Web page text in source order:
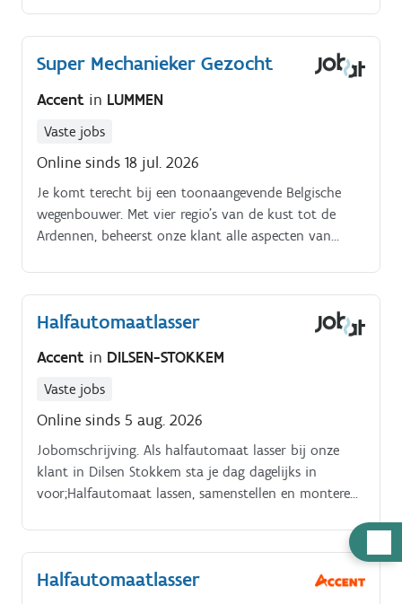
Super Mechanieker Gezocht
Accent in LUMMEN
Vaste jobs
Online sinds 18 jul. 2026
Je komt terecht bij een toonaangevende Belgische
wegenbouwer. Met vier regio's van de kust tot de
Ardennen, beheerst onze klant alle aspecten van
Halfautomaatlasser
Accent in DILSEN-STOKKEM
Vaste jobs
Online sinds 5 aug. 2026
Jobomschrijving. Als halfautomaat lasser bij onze
klant in Dilsen Stokkem sta je dag dagelijks in
voor;Halfautomaat lassen, samenstellen en monteren
Halfautomaatlasser